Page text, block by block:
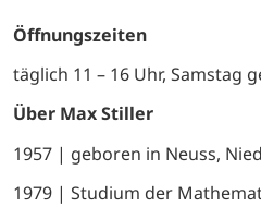
Öffnungszeiten
täglich 11 – 16 Uhr, Samstag
Über Max Stiller
1957 | geboren in Neuss,
1979 | Studium der